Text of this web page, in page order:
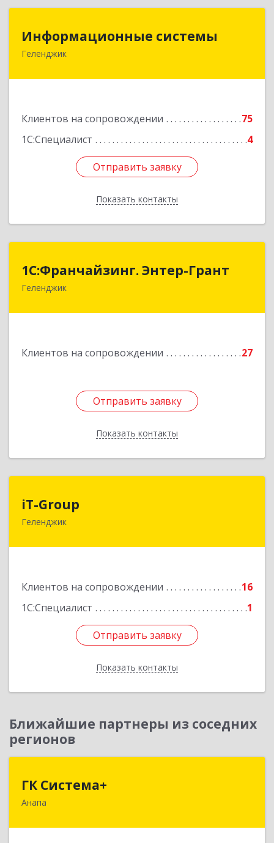
Информационные системы
Геленджик
Клиентов на сопровождении
75
1С:Специалист
4
Отправить заявку
Показать контакты
353475, Краснодарский край, Геленджик г,
Отправить заявку
Назад
1С:Франчайзинг. Энтер-Грант
Геленджик
Клиентов на сопровождении 27
Отправить заявку
Показать контакты
1С:Франчайзинг. Энтер-Грант
353467, Краснодарский край, Геленджик г,
Отправить заявку
Назад
iT-Group
Геленджик
Клиентов на сопровождении
16
1С:Специалист
1
Отправить заявку
Показать контакты
353460, Краснодарский край, Геленджик г,
Отправить заявку
Назад
Ближайшие партнеры из соседних
регионов
ГК Система+
Анапа353450, Краснодарский край, Анапский р-н,